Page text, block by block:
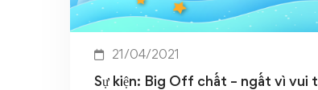
21/04/2021
Sự kiện: Big Off chất – ngất vì vui